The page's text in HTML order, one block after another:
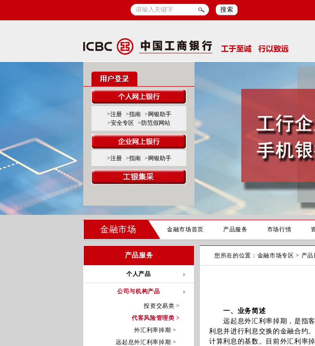
搜索
>注册 >指南
>网银助手
>安全专区
>防范假网站
>注册 >指南 >网银助手
金融市场 金融市场首页 产品服务 市场行情
产品服务
个人产品
公司与机构产品
投资交易类 >
代客风险管理类 >
外汇利率掉期 >
远起息外汇利率掉期 >
您所在的位置： 金融市场专区 > 产品
一、业务简述
远起息外汇利率掉期，是指客
利息并进行利息交换的金融合约
计算利息的基数。目前外汇利率